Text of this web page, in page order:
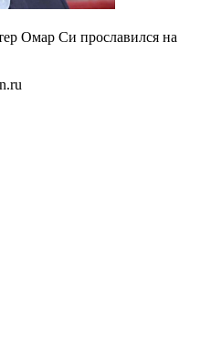
Омар Си прославился на